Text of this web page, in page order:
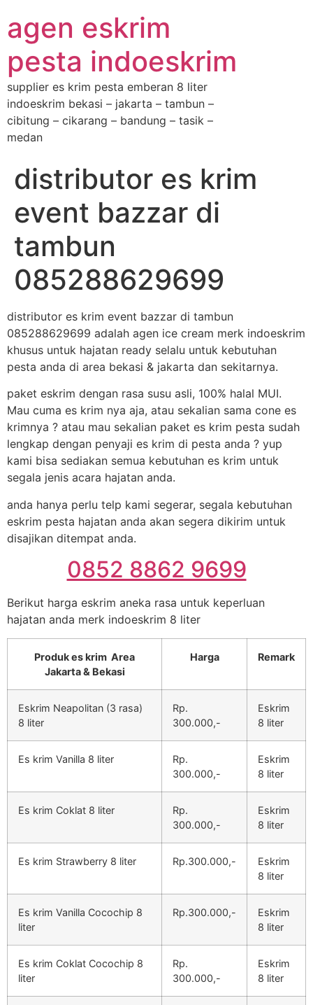
agen eskrim
pesta indoeskrim
supplier es krim pesta emberan 8 liter
indoeskrim bekasi – jakarta – tambun –
cibitung – cikarang – bandung – tasik –
medan
distributor es krim
event bazzar di
tambun
085288629699
distributor es krim event bazzar di tambun
085288629699 adalah agen ice cream merk indoeskrim
khusus untuk hajatan ready selalu untuk kebutuhan
pesta anda di area bekasi & jakarta dan sekitarnya.
paket eskrim dengan rasa susu asli, 100% halal MUI.
Mau cuma es krim nya aja, atau sekalian sama cone es
krimnya ? atau mau sekalian paket es krim pesta sudah
lengkap dengan penyaji es krim di pesta anda ? yup
kami bisa sediakan semua kebutuhan es krim untuk
segala jenis acara hajatan anda.
anda hanya perlu telp kami segerar, segala kebutuhan
eskrim pesta hajatan anda akan segera dikirim untuk
disajikan ditempat anda.
0852 8862 9699
Berikut harga eskrim aneka rasa untuk keperluan
hajatan anda merk indoeskrim 8 liter
Produk es krim Area
Jakarta & Bekasi
Harga Remark
Eskrim Neapolitan (3 rasa)
8 liter
Rp.
300.000,-
Eskrim
8 liter
Es krim Vanilla 8 liter
Rp.
300.000,-
Eskrim
8 liter
Es krim Coklat 8 liter
Rp.
300.000,-
Eskrim
8 liter
Es krim Strawberry 8 liter Rp.300.000,-
Eskrim
8 liter
Es krim Vanilla Cocochip 8
liter
Rp.300.000,-
Eskrim
8 liter
Es krim Coklat Cocochip 8
liter
Rp.
300.000,-
Eskrim
8 liter